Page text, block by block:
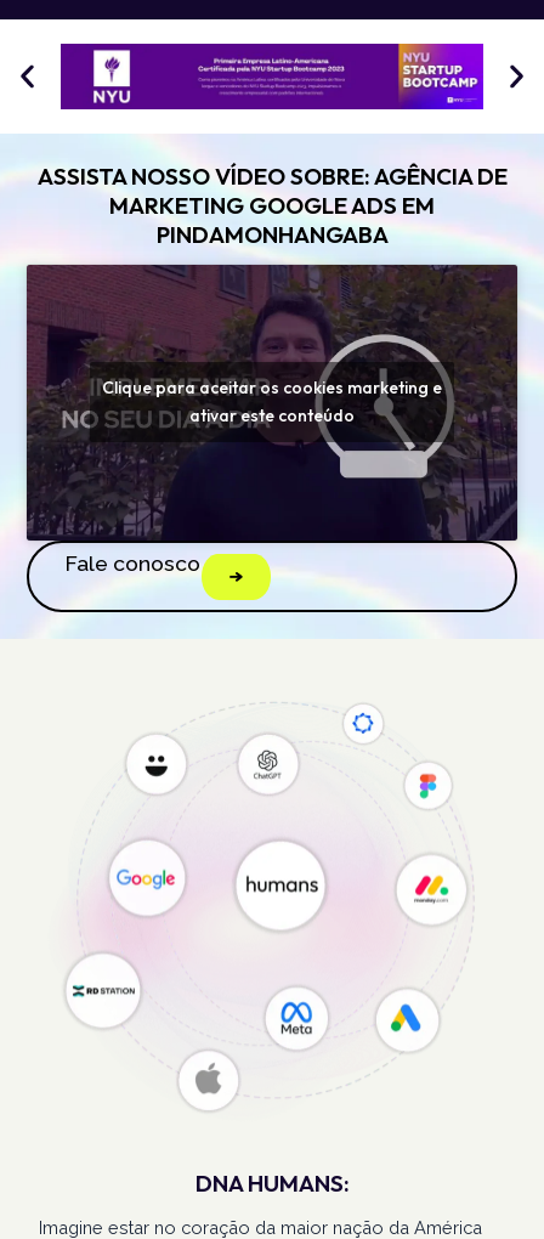
ASSISTA NOSSO VÍDEO SOBRE: AGÊNCIA DE
MARKETING GOOGLE ADS EM
PINDAMONHANGABA
Clique para aceitar os cookies marketing e
ativar este conteúdo
Fale conosco
DNA HUMANS:
Imagine estar no coração da maior nação da América